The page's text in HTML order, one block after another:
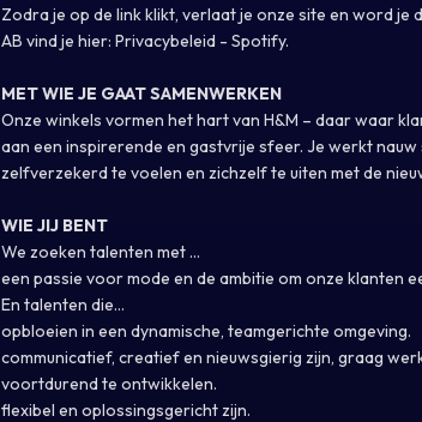
Zodra je op de link klikt, verlaat je onze site en word
AB vind je hier: Privacybeleid - Spotify.
MET WIE JE GAAT SAMENWERKEN
Onze winkels vormen het hart van H&M – daar waar
aan een inspirerende en gastvrije sfeer. Je werkt
zelfverzekerd te voelen en zichzelf te uiten met de
WIE JIJ BENT
We zoeken talenten met ...
een passie voor mode en de ambitie om onze klanten
En talenten die...
opbloeien in een dynamische, teamgerichte omgeving.
communicatief, creatief en nieuwsgierig zijn, graag
voortdurend te ontwikkelen.
flexibel en oplossingsgericht zijn.